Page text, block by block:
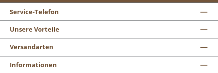
Service-Telefon
Unsere Vorteile
Versandarten
Informationen